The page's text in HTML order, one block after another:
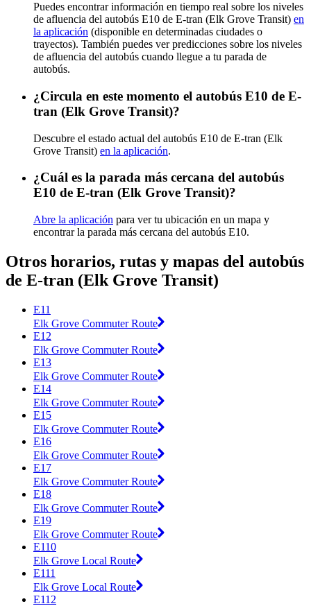
Puedes encontrar información en tiempo real sobre los niveles
de afluencia del autobús E10 de E-tran (Elk Grove Transit) en
la aplicación (disponible en determinadas ciudades o
trayectos). También puedes ver predicciones sobre los niveles
de afluencia del autobús cuando llegue a tu parada de
autobús.
¿Circula en este momento el autobús E10 de E-
tran (Elk Grove Transit)?
Descubre el estado actual del autobús E10 de E-tran (Elk
Grove Transit) en la aplicación.
¿Cuál es la parada más cercana del autobús
E10 de E-tran (Elk Grove Transit)?
Abre la aplicación para ver tu ubicación en un mapa y
encontrar la parada más cercana del autobús E10.
Otros horarios, rutas y mapas del autobús
de E-tran (Elk Grove Transit)
E11
Elk Grove Commuter Route
E12
Elk Grove Commuter Route
E13
Elk Grove Commuter Route
E14
Elk Grove Commuter Route
E15
Elk Grove Commuter Route
E16
Elk Grove Commuter Route
E17
Elk Grove Commuter Route
E18
Elk Grove Commuter Route
E19
Elk Grove Commuter Route
E110
Elk Grove Local Route
E111
Elk Grove Local Route
E112